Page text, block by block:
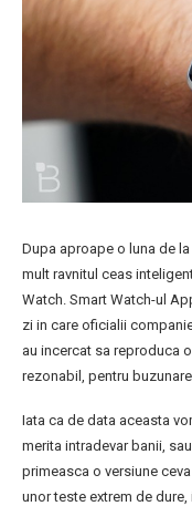
Dupa aproape o luna de
mult ravnitul ceas
Watch. Smart Watch-ul
zi in care oficialii
au incercat sa reproduca
rezonabil, pentru
Iata ca de data aceasta
merita intradevar banii,
primeasca o versiune
unor teste extrem de